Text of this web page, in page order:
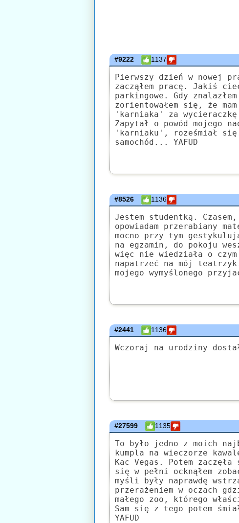
#9222 1137
Pierwszy dzień w nowej
zacząłem pracę. Jakiś
parkingowe. Gdy
zorientowałem się, że
'karniaka' za wycieraczkę
Zapytał o powód mojego
'karniaku', roześmiał
samochód... YAFUD
#8526 1136
Jestem studentką.
opowiadam przerabiany
mocno przy tym
na egzamin, do pokoju
więc nie wiedziała o
napatrzeć na mój
mojego wymyślonego
#2441 1136
Wczoraj na urodziny
#27599 1135
To było jedno z moich
kumpla na wieczorze
Kac Vegas. Potem
się w pełni ocknąłem
myśli były naprawdę
przerażeniem w oczach
małego zoo, którego
Sam się z tego potem
YAFUD